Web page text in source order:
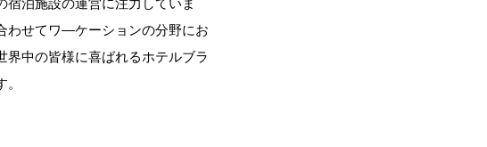
泊施設の運営に注力していま
わせてワ―ケーションの分野にお
中の皆様に喜ばれるホテルブラ